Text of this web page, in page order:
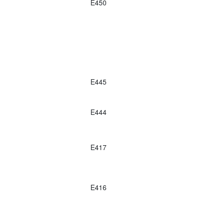
E450
E445
E444
E417
E416